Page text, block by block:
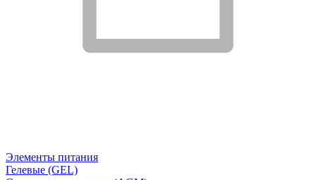
Элементы питания
Гелевые (GEL)